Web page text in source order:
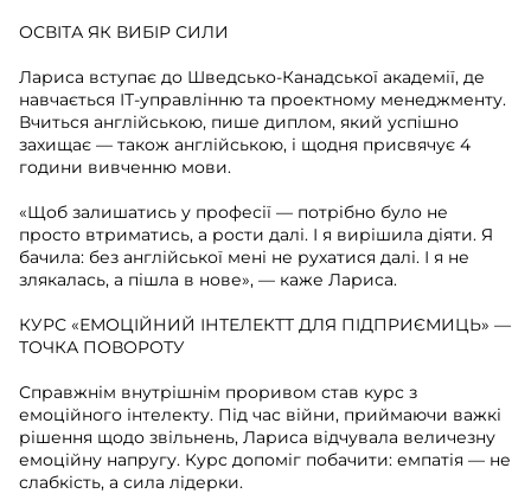
ОСВІТА ЯК ВИБІР СИЛИ
Лариса вступає до Шведсько-Канадської академії, де
навчається ІТ-управлінню та проектному менеджменту.
Вчиться англійською, пише диплом, який успішно
захищає — також англійською, і щодня присвячує 4
години вивченню мови.
«Щоб залишатись у професії — потрібно було не
просто втриматись, а рости далі. І я вирішила діяти. Я
бачила: без англійської мені не рухатися далі. І я не
злякалась, а пішла в нове», — каже Лариса.
КУРС «ЕМОЦІЙНИЙ ІНТЕЛЕКТТ ДЛЯ ПІДПРИЄМИЦЬ» —
ТОЧКА ПОВОРОТУ
Справжнім внутрішнім проривом став курс з
емоційного інтелекту. Під час війни, приймаючи важкі
рішення щодо звільнень, Лариса відчувала величезну
емоційну напругу. Курс допоміг побачити: емпатія — не
слабкість, а сила лідерки.